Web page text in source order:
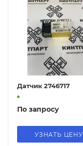
Датчик 2746717
По запросу
УЗНАТЬ ЦЕНУ